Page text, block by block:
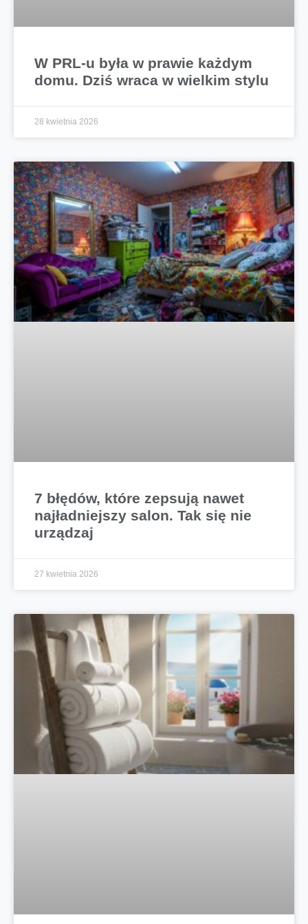
W PRL-u była w prawie każdym
domu. Dziś wraca w wielkim stylu
28 kwietnia 2026
7 błędów, które zepsują nawet
najładniejszy salon. Tak się nie
urządzaj
27 kwietnia 2026